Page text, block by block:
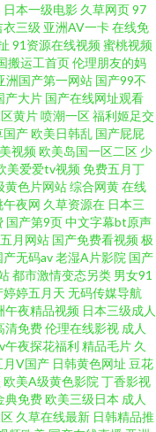
欧美日韩综合精品无 91社1
亚洲精品国产免费 成人三
熟女 天美福利导航 超碰久
精品 www久久最新 日韩一区
色情五月 东方AV永久在线
洲资源站 一本无码免费视
码 日韩精品视频播放成人
性交免费看 先锋avbb电影
91纪元 老湿机剧院 91久久
线看男人懂的久操 内射喷水
日本一级电影 久草网页97
三级 亚洲AV一卡在线免
91资源在线视频蜜桃视频
搬运工首页伦理朋友的妈
洲国产第一网站 国产99不
产大片 国产在线网址观看
黄片喷潮一区福利姬足交
国产欧美日韩乱 国产屁屁
视频欧美岛国一区二区 少
美爱爱tv视频免费五月丁
黄色片网站综合网黄在线
午夜网 久草资源在 日本三
国产第9页中文字幕bt原声
月网站 国产免费看视频极
产无码av老湿A片影院 国产
都市激情变态另类 男女91
婷婷五月天 无码传媒导航
午夜精品视频 日本三级成人
清免费伦理在线影视 成人
午夜探花福利 精品毛片 久
月V国产 日韩黄色网址 豆花
欧美A级黄色影院 丁香影视
典免费欧美三级日本 成人
久草在线最新 日韩精品推